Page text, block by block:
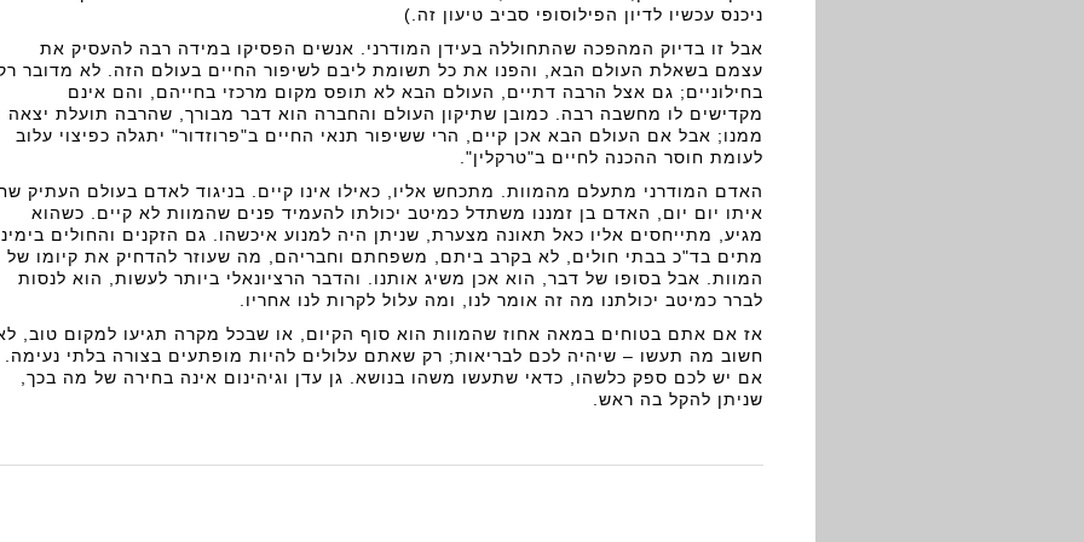
ניכנס עכשיו לדיון הפילוסופי סביב טיעון זה.)
אבל זו בדיוק המהפכה שהתחוללה בעידן המודרני. אנשים הפסיקו במידה רבה להעסיק את
עצמם בשאלת העולם הבא, והפנו את כל תשומת ליבם לשיפור החיים בעולם הזה. לא מדובר
בחילוניים; גם אצל הרבה דתיים, העולם הבא לא תופס מקום מרכזי בחייהם, והם אינם
מקדישים לו מחשבה רבה. כמובן שתיקון העולם והחברה הוא דבר מבורך, שהרבה תועלת יצאה
ממנו; אבל אם העולם הבא אכן קיים, הרי ששיפור תנאי החיים ב"פרוזדור" יתגלה כפיצוי עלוב
לעומת חוסר ההכנה לחיים ב"טרקלין".
האדם המודרני מתעלם מהמוות. מתכחש אליו, כאילו אינו קיים. בניגוד לאדם בעולם העתיק
איתו יום יום, האדם בן זמננו משתדל כמיטב יכולתו להעמיד פנים שהמוות לא קיים. כשהוא
מגיע, מתייחסים אליו כאל תאונה מצערת, שניתן היה למנוע איכשהו. גם הזקנים והחולים
מתים בד"כ בבתי חולים, לא בקרב ביתם, משפחתם וחבריהם, מה שעוזר להדחיק את קיומו של
המוות. אבל בסופו של דבר, הוא אכן משיג אותנו. והדבר הרציונאלי ביותר לעשות, הוא לנסות
לברר כמיטב יכולתנו מה זה אומר לנו, ומה עלול לקרות לנו אחריו.
אז אם אתם בטוחים במאה אחוז שהמוות הוא סוף הקיום, או שבכל מקרה תגיעו למקום טוב,
חשוב מה תעשו – שיהיה לכם לבריאות; רק שאתם עלולים להיות מופתעים בצורה בלתי נעימה.
אם יש לכם ספק כלשהו, כדאי שתעשו משהו בנושא. גן עדן וגיהינום אינה בחירה של מה בכך,
שניתן להקל בה ראש.